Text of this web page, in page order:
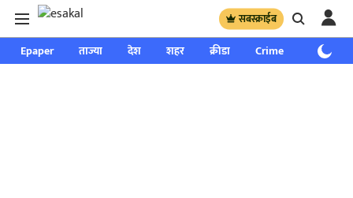
सबस्क्राईब
Epaper ताज्या देश शहर क्रीडा Crime साप्ताहिक